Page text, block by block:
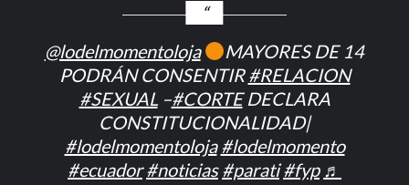
@lodelmomentoloja
MAYORES DE 14
PODRÁN CONSENTIR#RELACION
#SEXUAL–#CORTEDECLARA
CONSTITUCIONALIDAD|
#lodelmomentoloja #lodelmomento
#ecuador #noticias #parati #fyp ♬